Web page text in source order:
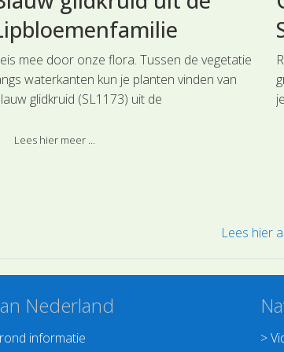
mee door onze flora. Tussen de vegetatie
waterkanten kun je planten vinden van
glidkruid (SL1173) uit de
Lees hier meer ...
Lees hier
Nederland
informatie
>